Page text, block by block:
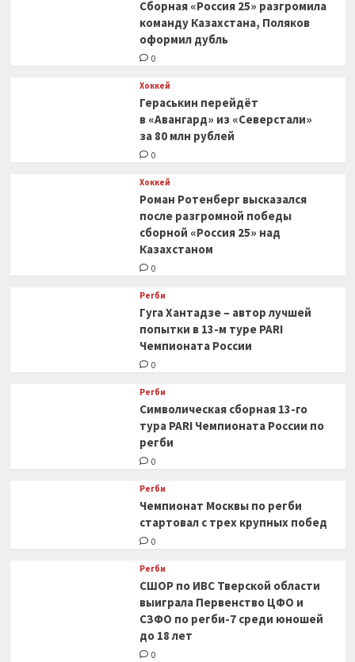
Сборная «Россия 25» разгромила
команду Казахстана, Поляков
оформил дубль
0
Хоккей
Гераськин перейдёт
в «Авангард» из «Северстали»
за 80 млн рублей
0
Хоккей
Роман Ротенберг высказался
после разгромной победы
сборной «Россия 25» над
Казахстаном
0
Регби
Гуга Хантадзе – автор лучшей
попытки в 13-м туре PARI
Чемпионата России
0
Регби
Символическая сборная 13-го
тура PARI Чемпионата России по
регби
0
Регби
Чемпионат Москвы по регби
стартовал с трех крупных побед
0
Регби
СШОР по ИВС Тверской области
выиграла Первенство ЦФО и
СЗФО по регби-7 среди юношей
до 18 лет
0